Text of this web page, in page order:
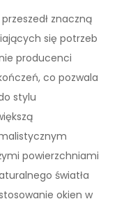
znaczną
się potrzeb
producenci
co pozwala
stylu
powierzchniami
światła
okien w